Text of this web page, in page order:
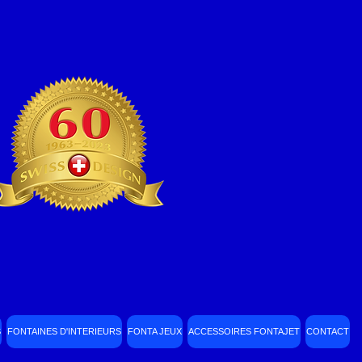
FONTAINES D'INTERIEURS FONTA JEUX ACCESSOIRES FONTAJET CONTACT